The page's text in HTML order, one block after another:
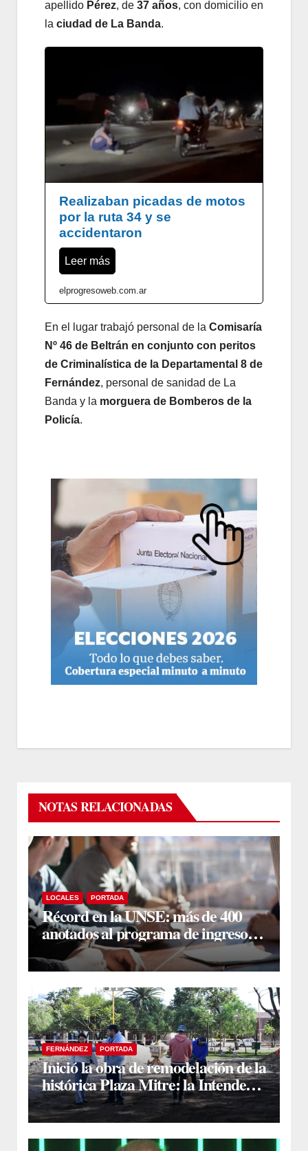
apellido Pérez, de 37 años, con domicilio en
la ciudad de La Banda.
Realizaban picadas de motos
por la ruta 34 y se
accidentaron
Leer más
elprogresoweb.com.ar
En el lugar trabajó personal de la Comisaría
Nº 46 de Beltrán en conjunto con peritos
de Criminalística de la Departamental 8 de
Fernández, personal de sanidad de La
Banda y la morguera de Bomberos de la
Policía.
NOTAS RELACIONADAS
LOCALES PORTADA
Récord en la UNSE: más de 400
anotados al programa de ingreso
sin secundario
FERNÁNDEZ PORTADA
Inició la obra de remodelación de la
histórica Plaza Mitre: la Intendente
Yanina Iturre supervisó los
primeros trabajos